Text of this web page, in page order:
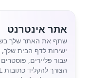
אתר אינטרנט
ישירות לדף הבית
עבור פליירים,